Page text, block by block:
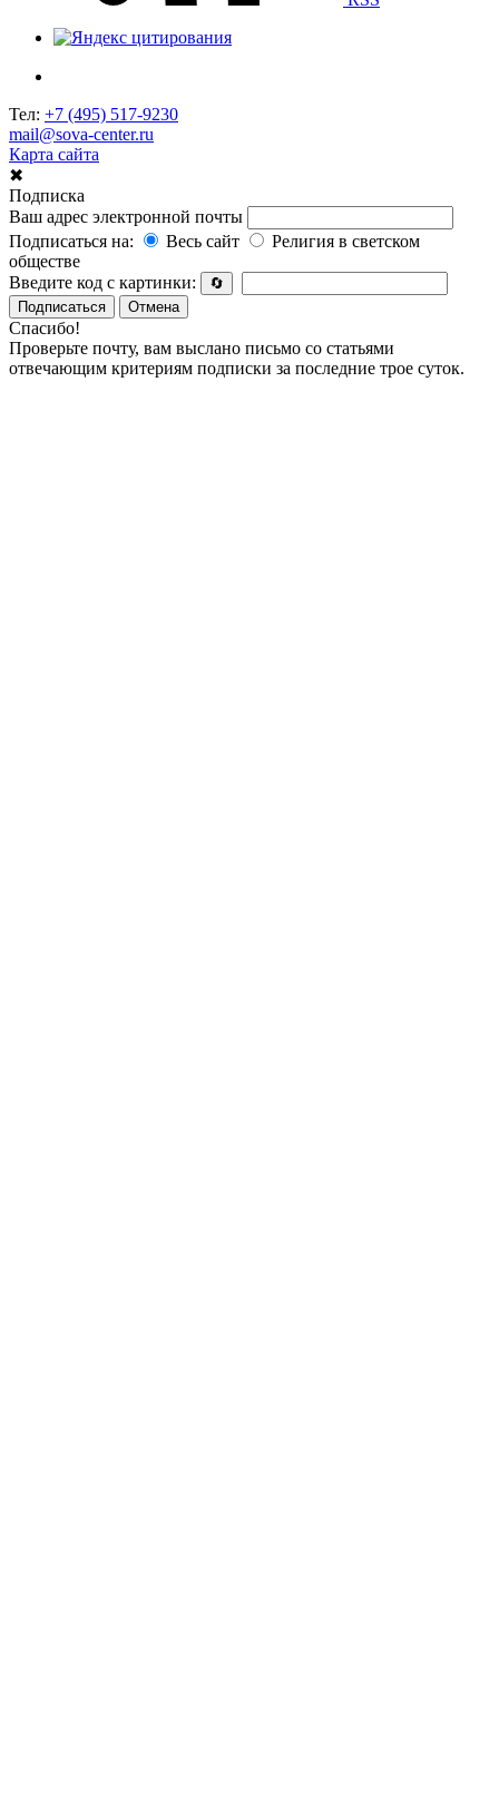
Тел: +7 (495) 517-9230
mail@sova-center.ru
Карта сайта
✖
Подписка
Ваш адрес электронной почты
Подписаться на:
Весь сайт
Религия в светском
обществе
Введите код с картинки:
🔄
Подписаться
Отмена
Спасибо!
Проверьте почту, вам выслано письмо со статьями
отвечающим критериям подписки за последние трое суток.